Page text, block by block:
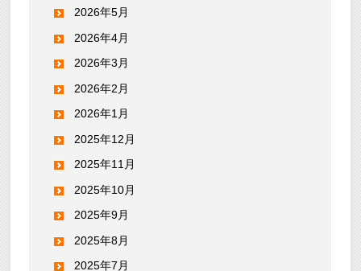
2026年5月
2026年4月
2026年3月
2026年2月
2026年1月
2025年12月
2025年11月
2025年10月
2025年9月
2025年8月
2025年7月